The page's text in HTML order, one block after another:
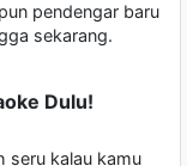
pendengar baru
sekarang.
Dulu!
seru kalau kamu